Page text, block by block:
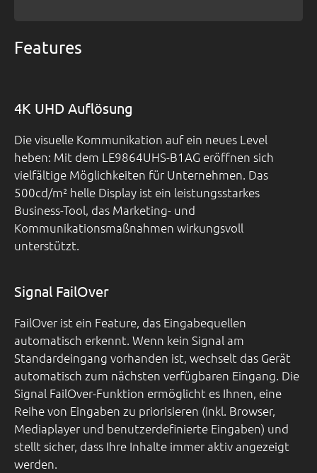
Features
4K UHD Auflösung
Die visuelle Kommunikation auf ein neues Level
heben: Mit dem LE9864UHS-B1AG eröffnen sich
vielfältige Möglichkeiten für Unternehmen. Das
500cd/m² helle Display ist ein leistungsstarkes
Business-Tool, das Marketing- und
Kommunikationsmaßnahmen wirkungsvoll
unterstützt.
Signal FailOver
FailOver ist ein Feature, das Eingabequellen
automatisch erkennt. Wenn kein Signal am
Standardeingang vorhanden ist, wechselt das Gerät
automatisch zum nächsten verfügbaren Eingang. Die
Signal FailOver-Funktion ermöglicht es Ihnen, eine
Reihe von Eingaben zu priorisieren (inkl. Browser,
Mediaplayer und benutzerdefinierte Eingaben) und
stellt sicher, dass Ihre Inhalte immer aktiv angezeigt
werden.